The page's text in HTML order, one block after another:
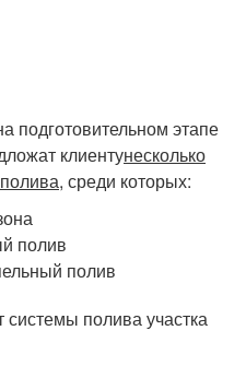
подготовительном этапе
клиентунесколько
, среди которых:
полив
полив
полива участка